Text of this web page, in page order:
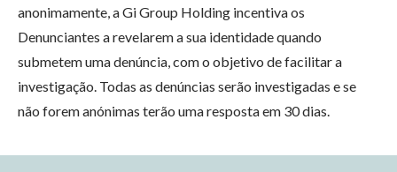
anonimamente, a Gi Group Holding incentiva os
Denunciantes a revelarem a sua identidade quando
submetem uma denúncia, com o objetivo de facilitar a
investigação. Todas as denúncias serão investigadas e se
não forem anónimas terão uma resposta em 30 dias.